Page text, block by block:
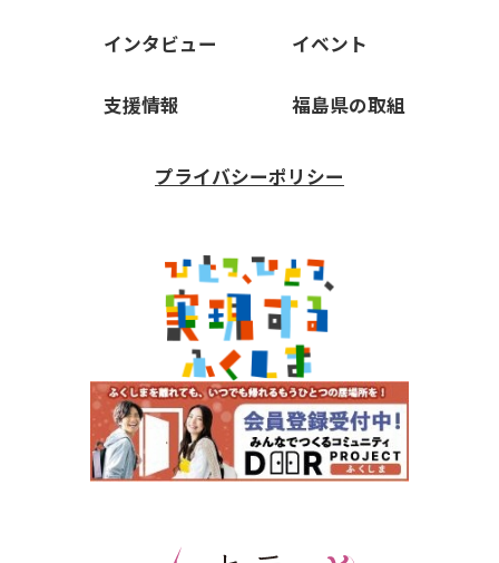
インタビュー イベント
支援情報 福島県の取組
プライバシーポリシー